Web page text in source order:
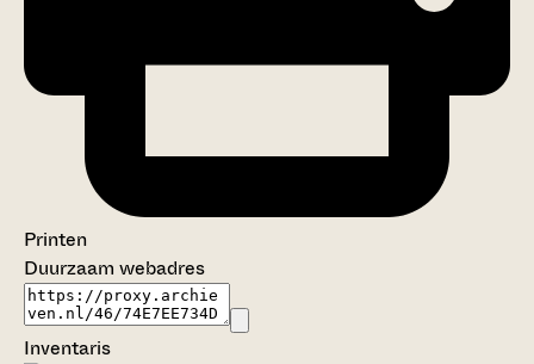
Printen
Duurzaam webadres
Inventaris